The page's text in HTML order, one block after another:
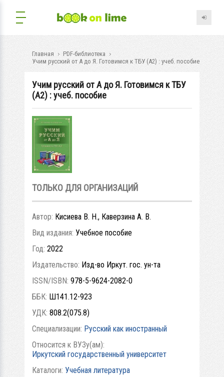
Главная
PDF-библиотека
Учим русский от А до Я. Готовимся к ТБУ (А2) : учеб. пособие
Учим русский от А до Я. Готовимся к ТБУ
(А2) : учеб. пособие
ТОЛЬКО ДЛЯ ОРГАНИЗАЦИЙ
Автор: Кисиева В. Н., Каверзина А. В.
Вид издания: Учебное пособие
Год: 2022
Издательство: Изд-во Иркут. гос. ун-та
ISSN/ISBN: 978-5-9624-2082-0
ББК: Ш141.12-923
УДК: 808.2(075.8)
Специализации: Русский как иностранный
Относится к ВУЗу(ам):
Иркутский государственный университет
Каталоги: Учебная литература